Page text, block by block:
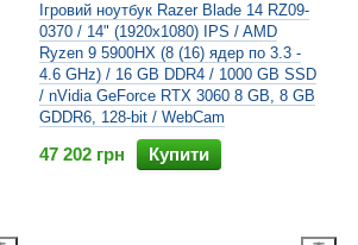
Ігровий ноутбук Razer Blade 14 RZ09-
0370 / 14" (1920x1080) IPS / AMD
Ryzen 9 5900HX (8 (16) ядер по 3.3 -
4.6 GHz) / 16 GB DDR4 / 1000 GB SSD
/ nVidia GeForce RTX 3060 8 GB, 8 GB
GDDR6, 128-bit / WebCam
47 202 грн Купити